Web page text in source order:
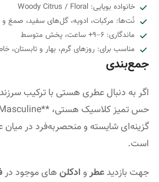
خانواده بویایی: Woody Citrus / Floral
نُت‌ها: مرکبات، ادویه، گل‌های سفید، صمغ
ماندگاری: ۶–۹+ ساعت، پخش متوسط
مناسب برای: روزهای گرم، بهار و تابستان،
جمع‌بندی
اگر به دنبال عطری هستی با ترکیب
گزینه‌ای شایسته و منحصربه‌فرد در
است.
جهت بازدیدعطرو ادکلن های موجود در